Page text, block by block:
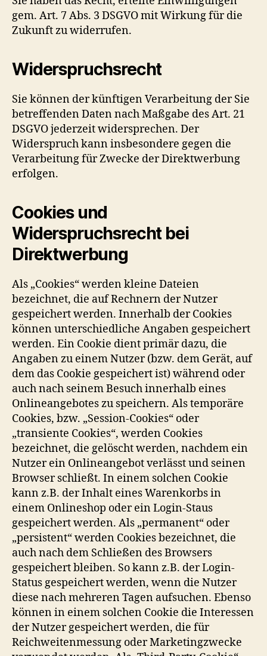
gem. Art. 7 Abs. 3 DSGVO mit Wirkung für die
Zukunft zu widerrufen.
Widerspruchsrecht
Sie können der künftigen Verarbeitung der Sie
betreffenden Daten nach Maßgabe des Art. 21
DSGVO jederzeit widersprechen. Der
Widerspruch kann insbesondere gegen die
Verarbeitung für Zwecke der Direktwerbung
erfolgen.
Cookies und
Widerspruchsrecht bei
Direktwerbung
Als „Cookies“ werden kleine Dateien
bezeichnet, die auf Rechnern der Nutzer
gespeichert werden. Innerhalb der Cookies
können unterschiedliche Angaben gespeichert
werden. Ein Cookie dient primär dazu, die
Angaben zu einem Nutzer (bzw. dem Gerät, auf
dem das Cookie gespeichert ist) während oder
auch nach seinem Besuch innerhalb eines
Onlineangebotes zu speichern. Als temporäre
Cookies, bzw. „Session-Cookies“ oder
„transiente Cookies“, werden Cookies
bezeichnet, die gelöscht werden, nachdem ein
Nutzer ein Onlineangebot verlässt und seinen
Browser schließt. In einem solchen Cookie
kann z.B. der Inhalt eines Warenkorbs in
einem Onlineshop oder ein Login-Staus
gespeichert werden. Als „permanent“ oder
„persistent“ werden Cookies bezeichnet, die
auch nach dem Schließen des Browsers
gespeichert bleiben. So kann z.B. der Login-
Status gespeichert werden, wenn die Nutzer
diese nach mehreren Tagen aufsuchen. Ebenso
können in einem solchen Cookie die Interessen
der Nutzer gespeichert werden, die für
Reichweitenmessung oder Marketingzwecke